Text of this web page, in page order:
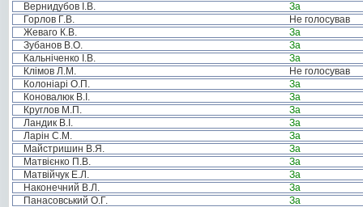
Вернидубов І.В.
За
Горлов Г.В.
Не голосував
Жеваго К.В.
За
Зубанов В.О.
За
Кальніченко І.В.
За
Клімов Л.М.
Не голосував
Колоніарі О.П.
За
Коновалюк В.І.
За
Круглов М.П.
За
Ландик В.І.
За
Ларін С.М.
За
Майстришин В.Я.
За
Матвієнко П.В.
За
Матвійчук Е.Л.
За
Наконечний В.Л.
За
Панасовський О.Г.
За